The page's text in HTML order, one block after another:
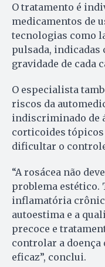
O tratamento é
medicamentos de
tecnologias como
pulsada, indicadas
gravidade de cada
O especialista
riscos da
indiscriminado de
corticoides tópicos
dificultar o
“A rosácea não
problema estético.
inflamatória
autoestima e a
precoce e
controlar a doença
eficaz”, conclui.